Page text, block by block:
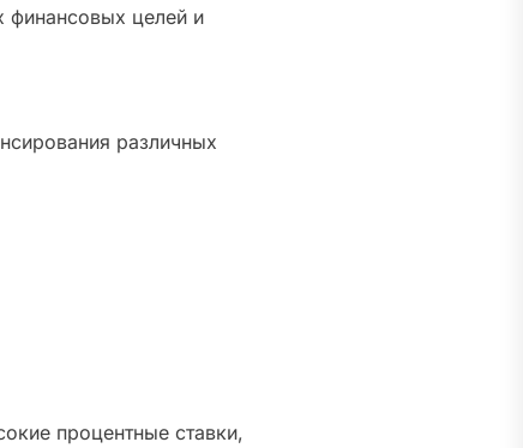
финансовых целей и
различных
процентные ставки,